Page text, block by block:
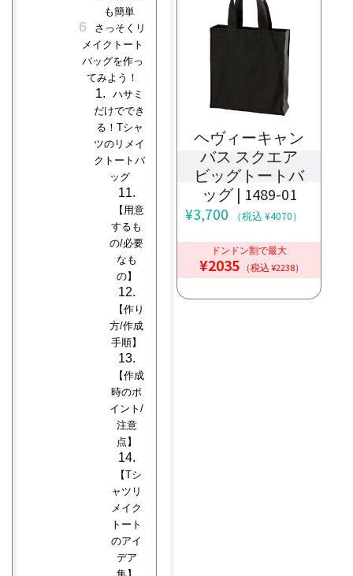
も簡単
さっそくリ
メイクトート
バッグを作っ
てみよう！
ハサミ
だけででき
る！Tシャ
ツのリメイ
クトートバ
ッグ
【用意
するも
の/必要
なも
の】
【作り
方/作成
手順】
【作成
時のポ
イント/
注意
点】
【Tシ
ャツリ
メイク
トート
のアイ
デア
ヘヴィーキャン
バス スクエア
ビッグトートバ
ッグ | 1489-01
¥3,700 （税込 ¥4070）
ドンドン割で最大
¥2035 （税込 ¥2238）